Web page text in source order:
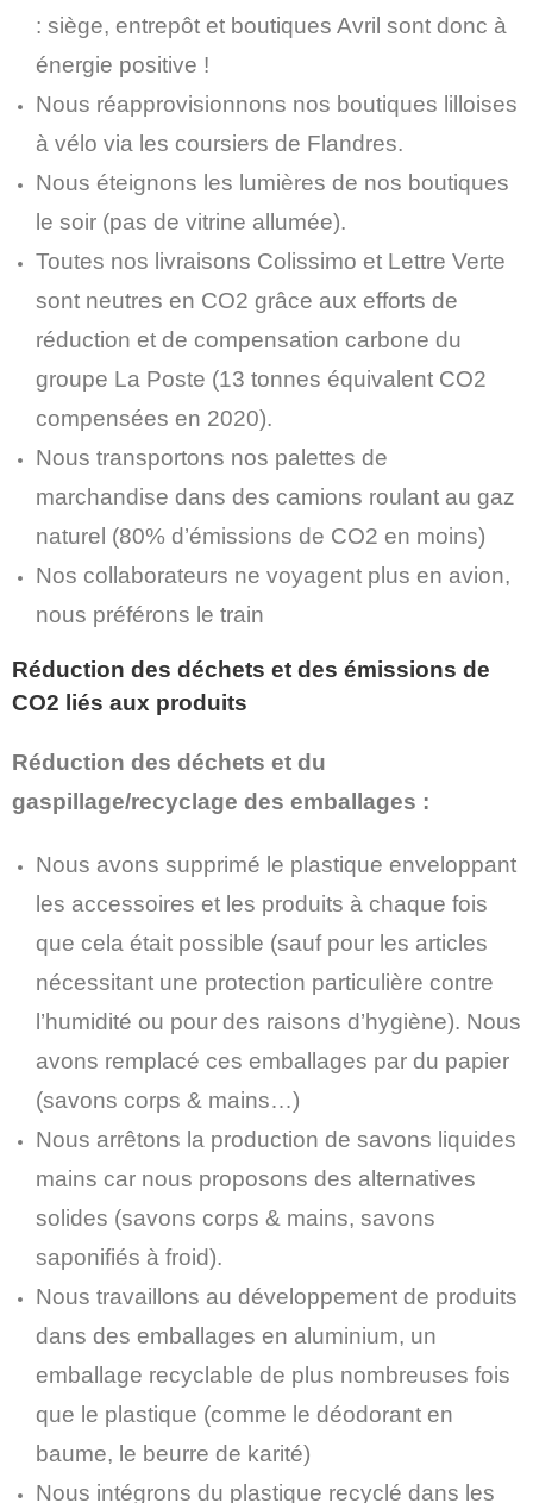
: siège, entrepôt et boutiques Avril sont donc à
énergie positive !
Nous réapprovisionnons nos boutiques lilloises
à vélo via les coursiers de Flandres.
Nous éteignons les lumières de nos boutiques
le soir (pas de vitrine allumée).
Toutes nos livraisons Colissimo et Lettre Verte
sont neutres en CO2 grâce aux efforts de
réduction et de compensation carbone du
groupe La Poste (13 tonnes équivalent CO2
compensées en 2020).
Nous transportons nos palettes de
marchandise dans des camions roulant au gaz
naturel (80% d’émissions de CO2 en moins)
Nos collaborateurs ne voyagent plus en avion,
nous préférons le train
Réduction des déchets et des émissions de
CO2 liés aux produits
Réduction des déchets et du
gaspillage/recyclage des emballages :
Nous avons supprimé le plastique enveloppant
les accessoires et les produits à chaque fois
que cela était possible (sauf pour les articles
nécessitant une protection particulière contre
l’humidité ou pour des raisons d’hygiène). Nous
avons remplacé ces emballages par du papier
(savons corps & mains…)
Nous arrêtons la production de savons liquides
mains car nous proposons des alternatives
solides (savons corps & mains, savons
saponifiés à froid).
Nous travaillons au développement de produits
dans des emballages en aluminium, un
emballage recyclable de plus nombreuses fois
que le plastique (comme le déodorant en
baume, le beurre de karité)
Nous intégrons du plastique recyclé dans les